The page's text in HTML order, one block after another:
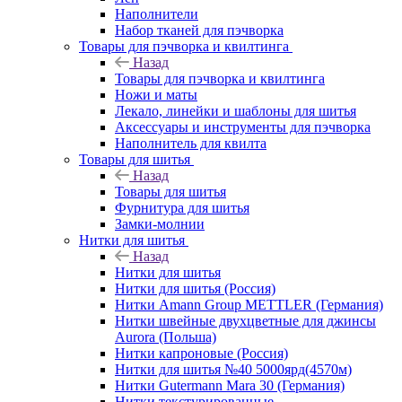
Наполнители
Набор тканей для пэчворка
Товары для пэчворка и квилтинга
Назад
Товары для пэчворка и квилтинга
Ножи и маты
Лекало, линейки и шаблоны для шитья
Аксессуары и инструменты для пэчворка
Наполнитель для квилта
Товары для шитья
Назад
Товары для шитья
Фурнитура для шитья
Замки-молнии
Нитки для шитья
Назад
Нитки для шитья
Нитки для шитья (Россия)
Нитки Amann Group METTLER (Германия)
Нитки швейные двухцветные для джинсы
Aurora (Польша)
Нитки капроновые (Россия)
Нитки для шитья №40 5000ярд(4570м)
Нитки Gutermann Mara 30 (Германия)